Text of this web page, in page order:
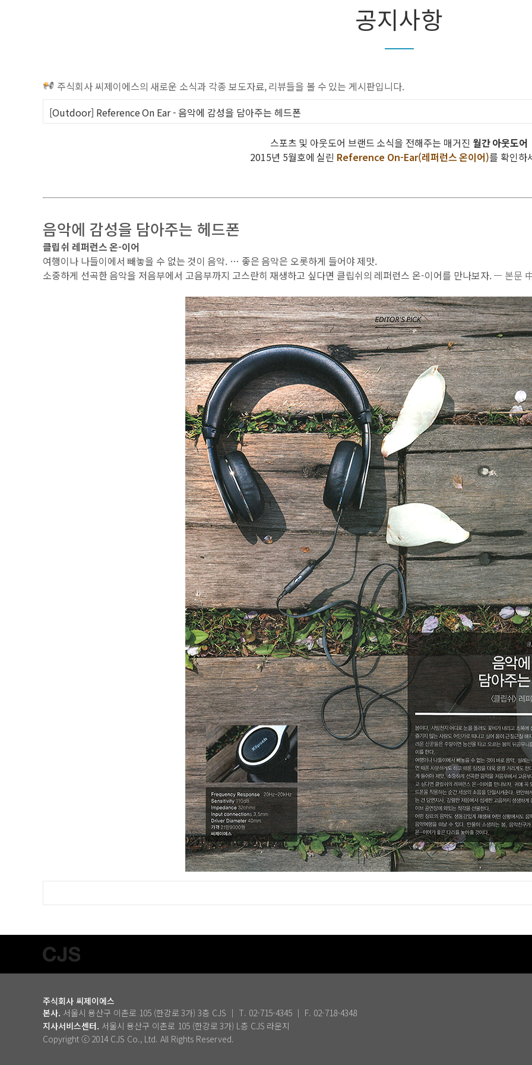
공지사항
주식회사 씨제이에스의 새로운 소식과 각종 보도자료, 리뷰들을 볼 수 있는 게시판입니다.
[Outdoor] Reference On Ear - 음악에 감성을 담아주는 헤드폰
스포츠 및 아웃도어 브랜드 소식을 전해주는 매거진 월간 아웃도어
2015년 5월호에 실린 Reference On-Ear(레퍼런스 온이어)를 확인하
음악에 감성을 담아주는 헤드폰
클립쉬 레퍼런스 온-이어
여행이나 나들이에서 빼놓을 수 없는 것이 음악. … 좋은 음악은 오롯하게 들어야 제맛.
소중하게 선곡한 음악을 저음부에서 고음부까지 고스란히 재생하고 싶다면 클립쉬의 레퍼런스 온-이어를 만나보자.ㅡ 본문
주식회사 씨제이에스
본사. 서울시 용산구 이촌로 105 (한강로 3가) 3층 CJS ｜ T. 02-715-4345 ｜ F. 02-718-4348
지사서비스센터. 서울시 용산구 이촌로 105 (한강로 3가) L층 CJS 라운지
Copyright ⓒ 2014 CJS Co., Ltd. All Rights Reserved.